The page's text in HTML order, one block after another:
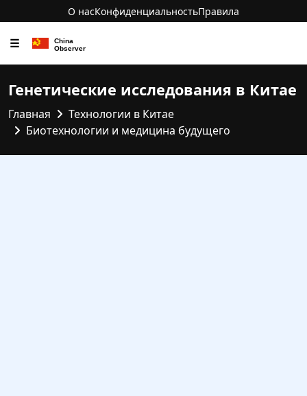
О насКонфиденциальностьПравила
☰
Генетические исследования в Китае
Главная
Технологии в Китае
Биотехнологии и медицина будущего